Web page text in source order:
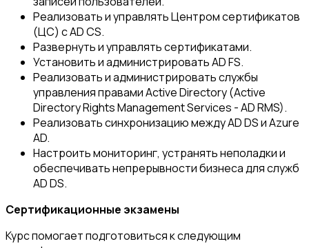
Реализовать и управлять Центром сертификатов
(ЦС) с AD CS.
Развернуть и управлять сертификатами.
Установить и администрировать AD FS.
Реализовать и администрировать службы
управления правами Active Directory (Active
Directory Rights Management Services - AD RMS).
Реализовать синхронизацию между AD DS и Azure
AD.
Настроить мониторинг, устранять неполадки и
обеспечивать непрерывности бизнеса для служб
AD DS.
Сертификационные экзамены
Курс помогает подготовиться к следующим